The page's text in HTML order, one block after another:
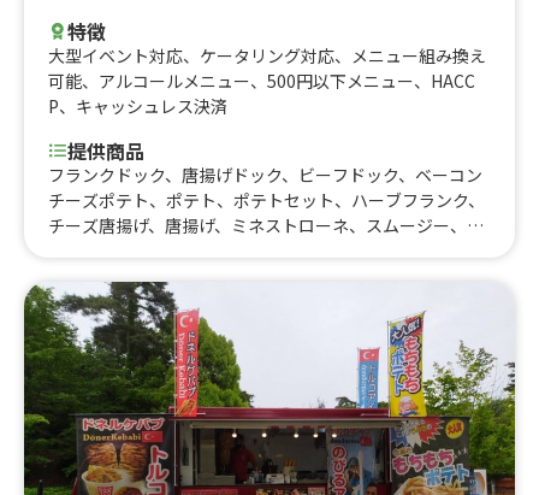
特徴
大型イベント対応、 ケータリング対応、
メニュー組み換え
可能、 アルコールメニュー、 500円以下メニュー、 HACC
P、 キャッシュレス決済
提供商品
フランクドック、唐揚げドック、ビーフドック、ベーコン
チーズポテト、ポテト、ポテトセット、ハーブフランク、
チーズ唐揚げ、唐揚げ、ミネストローネ、スムージー、レ
き氷、かき氷、たこ焼き(７個入り)